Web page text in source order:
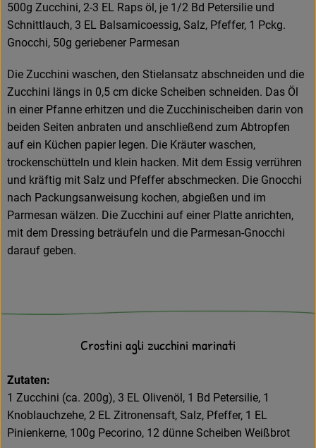
500g Zucchini, 2-3 EL Raps öl, je 1/2 Bd Petersilie und
Schnittlauch, 3 EL Balsamicoessig, Salz, Pfeffer, 1 Pckg.
Gnocchi, 50g geriebener Parmesan
Die Zucchini waschen, den Stielansatz abschneiden und die
Zucchini längs in 0,5 cm dicke Scheiben schneiden. Das Öl
in einer Pfanne erhitzen und die Zucchinischeiben darin von
beiden Seiten anbraten und anschließend zum Abtropfen
auf ein Küchen papier legen. Die Kräuter waschen,
trockenschütteln und klein hacken. Mit dem Essig verrühren
und kräftig mit Salz und Pfeffer abschmecken. Die Gnocchi
nach Packungsanweisung kochen, abgießen und im
Parmesan wälzen. Die Zucchini auf einer Platte anrichten,
mit dem Dressing beträufeln und die Parmesan-Gnocchi
darauf geben.
Crostini agli zucchini marinati
Zutaten:
1 Zucchini (ca. 200g), 3 EL Olivenöl, 1 Bd Petersilie, 1
Knoblauchzehe, 2 EL Zitronensaft, Salz, Pfeffer, 1 EL
Pinienkerne, 100g Pecorino, 12 dünne Scheiben Weißbrot